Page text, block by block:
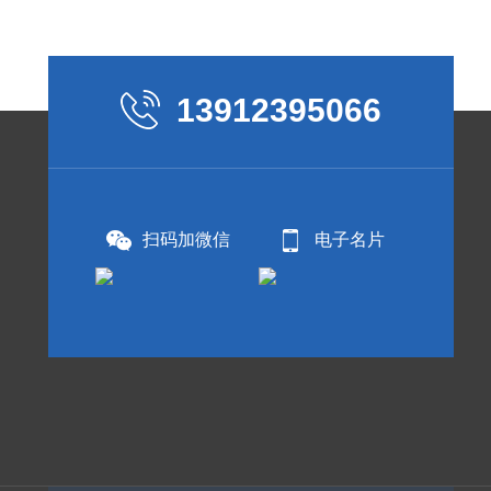
13912395066
扫码加微信 电子名片